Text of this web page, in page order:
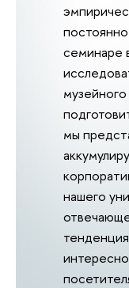
семинаре
мы
нашего